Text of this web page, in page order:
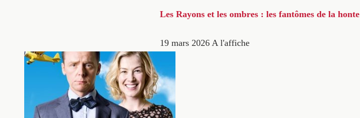
Les Rayons et les ombres : les fantômes de la honte
19 mars 2026 A l'affiche